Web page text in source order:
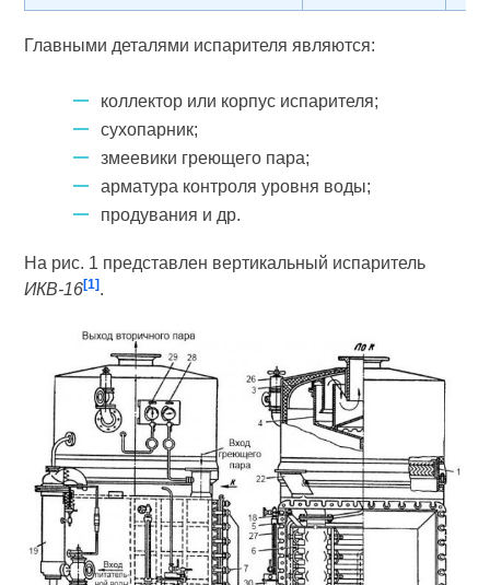
Главными деталями испарителя являются:
коллектор или корпус испарителя;
сухопарник;
змеевики греющего пара;
арматура контроля уровня воды;
продувания и др.
На рис. 1 представлен вертикальный испаритель
ИКВ-16[1] .